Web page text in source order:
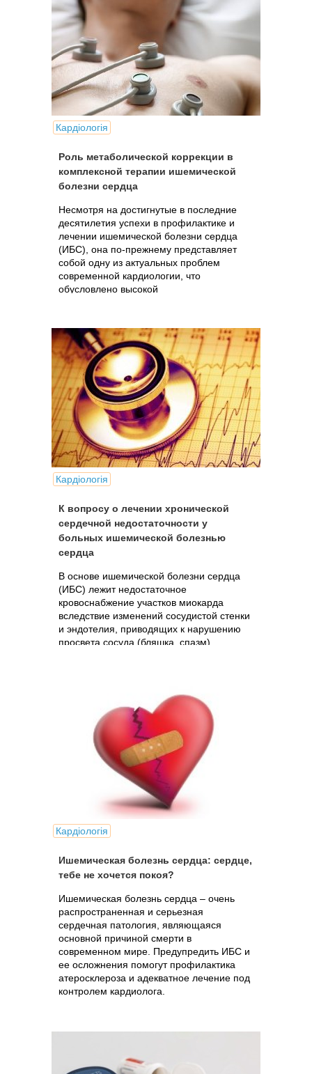
Кардіологія
Роль метаболической коррекции в
комплексной терапии ишемической
болезни сердца
Несмотря на достигнутые в последние
десятилетия успехи в профилактике и
лечении ишемической болезни сердца
(ИБС), она по-прежнему представляет
собой одну из актуальных проблем
современной кардиологии, что
обусловлено высокой
Кардіологія
К вопросу о лечении хронической
сердечной недостаточности у
больных ишемической болезнью
сердца
В основе ишемической болезни сердца
(ИБС) лежит недостаточное
кровоснабжение участков миокарда
вследствие изменений сосудистой стенки
и эндотелия, приводящих к нарушению
просвета сосуда (бляшка, спазм).
Кардіологія
Ишемическая болезнь сердца: сердце,
тебе не хочется покоя?
Ишемическая болезнь сердца – очень
распространенная и серьезная
сердечная патология, являющаяся
основной причиной смерти в
современном мире. Предупредить ИБС и
ее осложнения помогут профилактика
атеросклероза и адекватное лечение под
контролем кардиолога.